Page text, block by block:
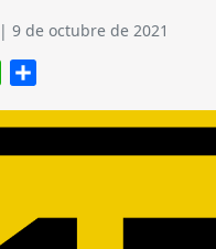
| 9 de octubre de 2021
WhatsApp